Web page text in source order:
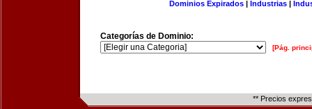
Dominios Expirados | Industrias |
Categorías de Dominio:
[Pág.
** Precios